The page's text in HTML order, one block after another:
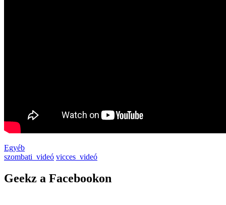
Egyéb
szombati_videó vicces_videó
Geekz a Facebookon